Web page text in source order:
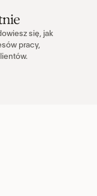
się, jak
pracy,